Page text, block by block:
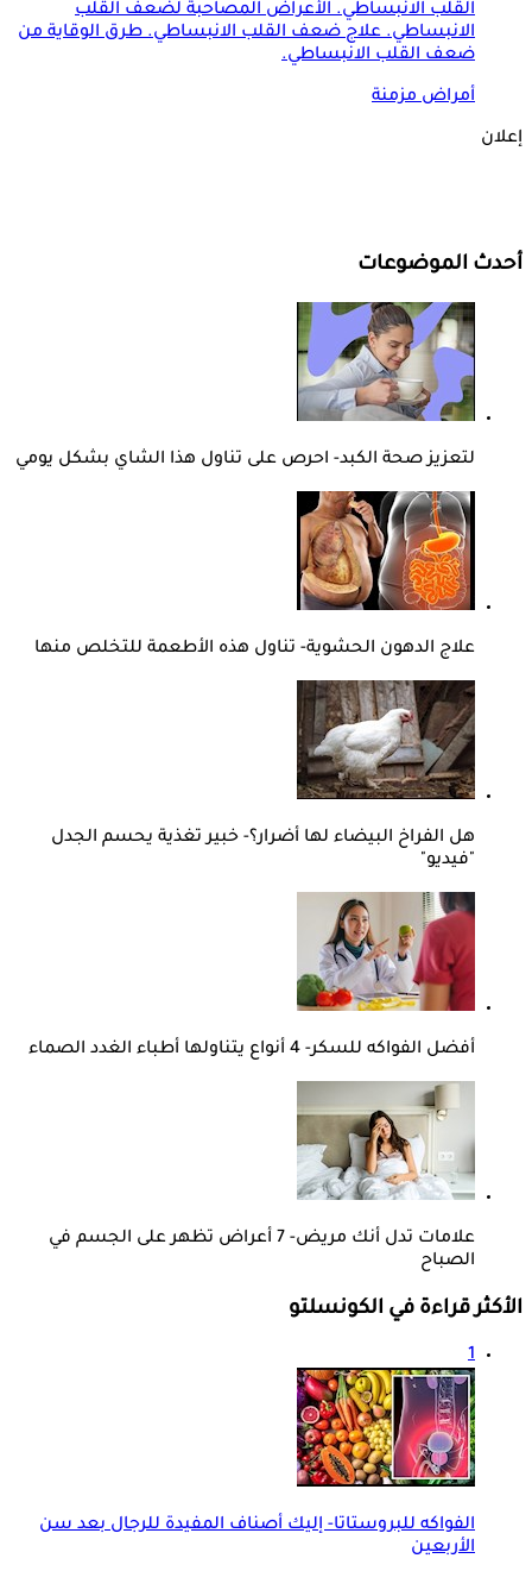
القلب الانبساطي. الأعراض المصاحبة لضعف القلب
الانبساطي. علاج ضعف القلب الانبساطي. طرق الوقاية من
ضعف القلب الانبساطي.
أمراض مزمنة
إعلان
أحدث الموضوعات
لتعزيز صحة الكبد- احرص على تناول هذا الشاي بشكل يومي
علاج الدهون الحشوية- تناول هذه الأطعمة للتخلص منها
هل الفراخ البيضاء لها أضرار؟- خبير تغذية يحسم الجدل
"فيديو"
أفضل الفواكه للسكر- 4 أنواع يتناولها أطباء الغدد الصماء
علامات تدل أنك مريض- 7 أعراض تظهر على الجسم في
الصباح
الأكثر قراءة في الكونسلتو
1
الفواكه للبروستاتا- إليك أصناف المفيدة للرجال بعد سن
الأربعين